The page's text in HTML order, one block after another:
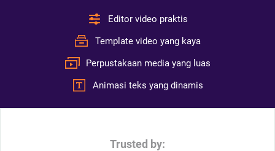
Editor video praktis
Template video yang kaya
Perpustakaan media yang luas
Animasi teks yang dinamis
Trusted by: